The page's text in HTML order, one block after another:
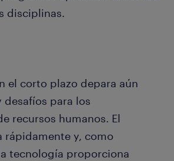
disciplinas.
el corto plazo depara aún
desafíos para los
recursos humanos. El
rápidamente y, como
tecnología proporciona